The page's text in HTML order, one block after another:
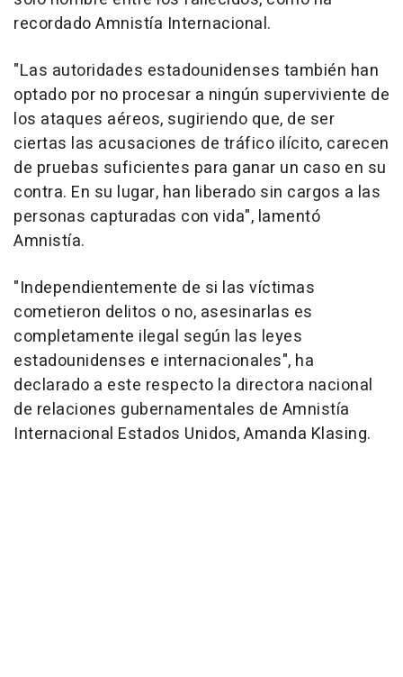
recordado Amnistía Internacional.
"Las autoridades estadounidenses también han
optado por no procesar a ningún superviviente de
los ataques aéreos, sugiriendo que, de ser
ciertas las acusaciones de tráfico ilícito, carecen
de pruebas suficientes para ganar un caso en su
contra. En su lugar, han liberado sin cargos a las
personas capturadas con vida", lamentó
Amnistía.
"Independientemente de si las víctimas
cometieron delitos o no, asesinarlas es
completamente ilegal según las leyes
estadounidenses e internacionales", ha
declarado a este respecto la directora nacional
de relaciones gubernamentales de Amnistía
Internacional Estados Unidos, Amanda Klasing.